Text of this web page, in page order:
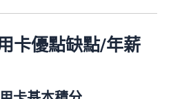
卡優點缺點/年薪